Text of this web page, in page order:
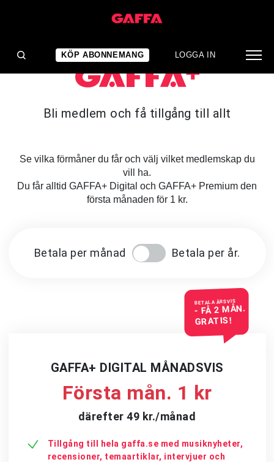
KÖP ABONNEMANG LOGGA IN
Bli medlem och få tillgång till allt
Se vilka förmåner du får och välj vilket medlemskap du
vill ha.
Du får alltid GAFFA+ Digital och GAFFA+ Premium den
första månaden för 1 kr.
Betala per månad Betala per år.
BETALA ÅRSVIS
- FÅ 2 MÅN.
GRATIS!
GAFFA+ DIGITAL MÅNADSVIS
Första mån. 1 kr
därefter 49 kr./månad
Tillgång till hela gaffa.se med musiknyheter,
recensioner, temaartiklar, intervjuer och